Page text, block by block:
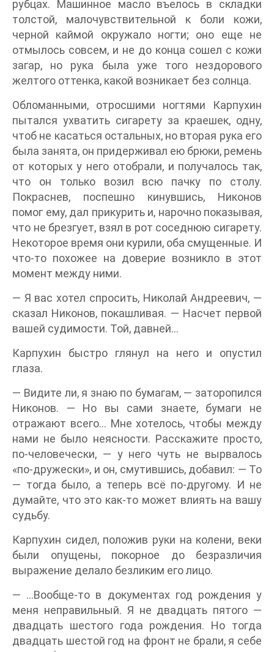
рубцах. Машинное масло въелось в складки
толстой, малочувствительной к боли кожи,
черной каймой окружало ногти; оно еще не
отмылось совсем, и не до конца сошел с кожи
загар, но рука была уже того нездорового
желтого оттенка, какой возникает без солнца.
Обломанными, отросшими ногтями Карпухин
пытался ухватить сигарету за краешек, одну,
чтоб не касаться остальных, но вторая рука его
была занята, он придерживал ею брюки, ремень
от которых у него отобрали, и получалось так,
что он только возил всю пачку по столу.
Покраснев, поспешно кинувшись, Никонов
помог ему, дал прикурить и, нарочно показывая,
что не брезгует, взял в рот соседнюю сигарету.
Некоторое время они курили, оба смущенные. И
что-то похожее на доверие возникло в этот
момент между ними.
— Я вас хотел спросить, Николай Андреевич, —
сказал Никонов, покашливая. — Насчет первой
вашей судимости. Той, давней…
Карпухин быстро глянул на него и опустил
глаза.
— Видите ли, я знаю по бумагам, — заторопился
Никонов. — Но вы сами знаете, бумаги не
отражают всего… Мне хотелось, чтобы между
нами не было неясности. Расскажите просто,
по-человечески, — у него чуть не вырвалось
«по-дружески», и он, смутившись, добавил: — То
— тогда было, а теперь всё по-другому. И не
думайте, что это как-то может влиять на вашу
судьбу.
Карпухин сидел, положив руки на колени, веки
были опущены, покорное до безразличия
выражение делало безликим его лицо.
— …Вообще-то в документах год рождения у
меня неправильный. Я не двадцать пятого —
двадцать шестого года рождения. Но тогда
двадцать шестой год на фронт не брали, я себе